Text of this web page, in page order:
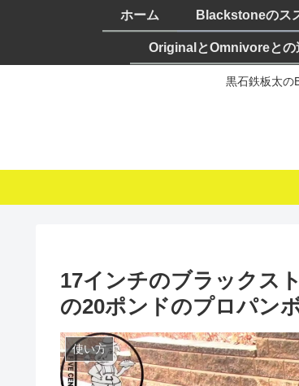
黒石鉄板太の
ホーム Blackstoneのス
OriginalとOmnivoreとの
17インチのブラックス
の20ポンドのプロパン
使い方